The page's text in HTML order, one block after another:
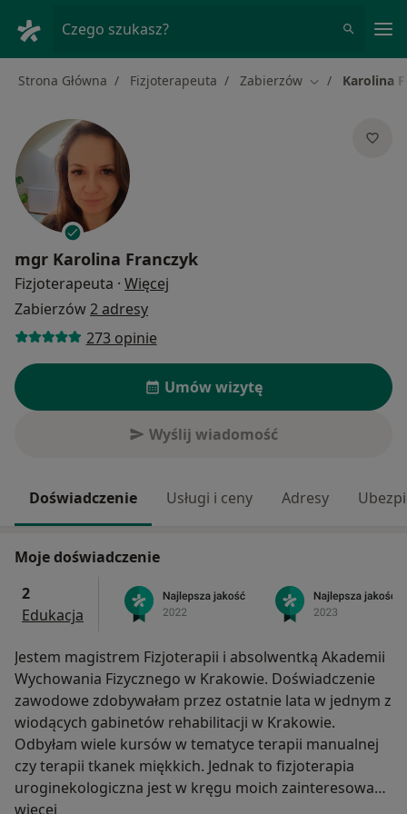
Czego szukasz?
Strona Główna Fizjoterapeuta Zabierzów Zmień miasto
Karolina
mgr Karolina Franczyk
Fizjoterapeuta · Więcej
Zabierzów2 adresy
273 opinie
Umów wizytę
Wyślij wiadomość
Doświadczenie Usługi i ceny Adresy
Moje doświadczenie
2
Edukacja
Jestem magistrem Fizjoterapii i absolwentką Akademii
Wychowania Fizycznego w Krakowie. Doświadczenie
zawodowe zdobywałam przez ostatnie lata w jednym z
wiodących gabinetów rehabilitacji w Krakowie.
Odbyłam wiele kursów w tematyce terapii manualnej
czy terapii tkanek miękkich. Jednak to fizjoterapia
uroginekologiczna jest w kręgu moich zainteresowań,
co powoduje dalsze doszkształcanie się w tej
więcej